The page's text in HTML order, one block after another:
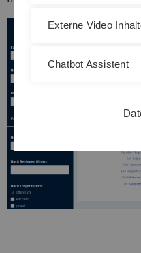
Externe Video
Chatbot Assistent